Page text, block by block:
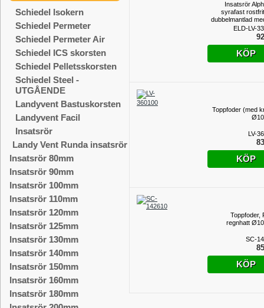
Schiedel Isokern
Schiedel Permeter
Schiedel Permeter Air
Schiedel ICS skorsten
Schiedel Pelletsskorsten
Schiedel Steel -
UTGÅENDE
Landyvent Bastuskorsten
Landyvent Facil
Insatsrör
Landy Vent Runda insatsrör
Insatsrör 80mm
Insatsrör 90mm
Insatsrör 100mm
Insatsrör 110mm
Insatsrör 120mm
Insatsrör 125mm
Insatsrör 130mm
Insatsrör 140mm
Insatsrör 150mm
Insatsrör 160mm
Insatsrör 180mm
Insatsrör
syrafast
dubbelmantlad
insida
utv.108mm
ELD-LV-
KÖP
Toppfoder (med
LV-
KÖP
Toppfoder,
regnhatt
SC-
KÖP